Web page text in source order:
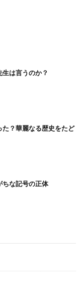
は言うのか？
た？華麗なる歴史をたど
な記号の正体